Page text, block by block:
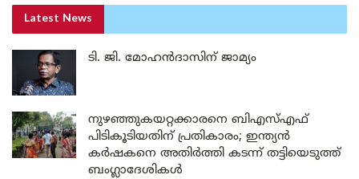
Latest News
ടി. ജി. മോഹൻദാസിന് ജാമ്യം
നുഴഞ്ഞുകയറ്റക്കാരനെ ബിഎസ്എഫ്
പിടികൂടിയതിന് പ്രതികാരം; ഇന്ത്യൻ
കർഷകനെ അതിർത്തി കടന്ന് തട്ടിയെടുത്ത്
ബംഗ്ലാദേശികൾ